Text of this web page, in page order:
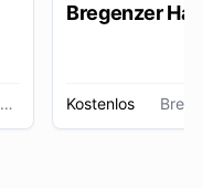
Bregenzer
Kostenlos